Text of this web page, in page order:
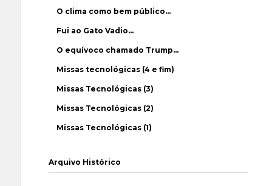
O clima como bem público…
Fui ao Gato Vadio…
O equívoco chamado Trump…
Missas tecnológicas (4 e fim)
Missas Tecnológicas (3)
Missas Tecnológicas (2)
Missas Tecnológicas (1)
Arquivo Histórico